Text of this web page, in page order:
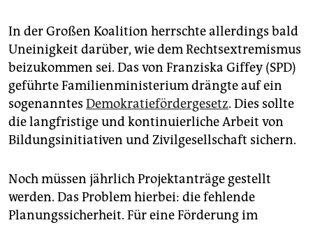
In der Großen Koalition herrschte allerdings bald
Uneinigkeit darüber, wie dem Rechtsextremismus
beizukommen sei. Das von Franziska Giffey (SPD)
geführte Familienministerium drängte auf ein
sogenanntes Demokratiefördergesetz. Dies sollte
die langfristige und kontinuierliche Arbeit von
Bildungsinitiativen und Zivilgesellschaft sichern.
Noch müssen jährlich Projektanträge gestellt
werden. Das Problem hierbei: die fehlende
Planungssicherheit. Für eine Förderung im